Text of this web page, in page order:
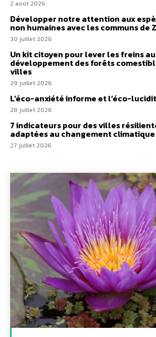
2 août 2026
Développer notre attention aux
non humaines avec les communs de
30 juillet 2026
Un kit citoyen pour lever les freins au
développement des forêts
villes
29 juillet 2026
L’éco-anxiété informe et l’éco-
28 juillet 2026
7 indicateurs pour des villes
adaptées au changement climatique
27 juillet 2026